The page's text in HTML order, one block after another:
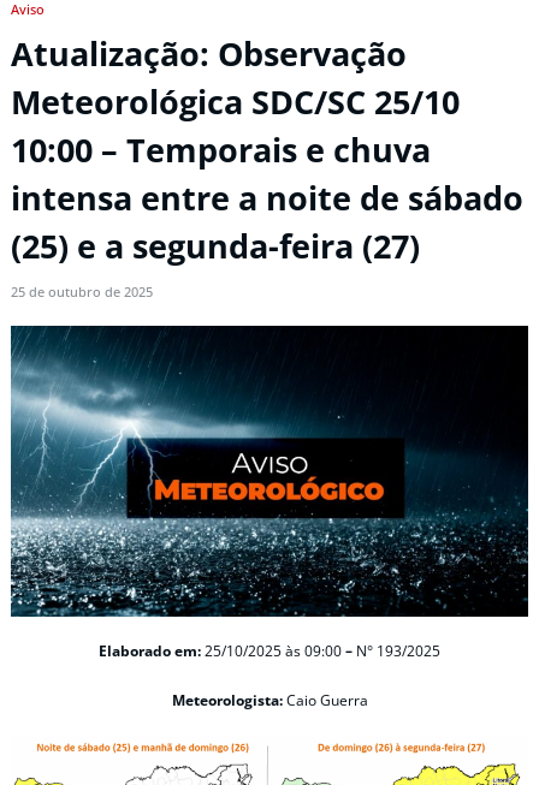
Aviso
Atualização: Observação
Meteorológica SDC/SC 25/10
10:00 – Temporais e chuva
intensa entre a noite de sábado
(25) e a segunda-feira (27)
25 de outubro de 2025
Elaborado em:25/10/2025às 09:00– N° 193/2025
Meteorologista:Caio Guerra